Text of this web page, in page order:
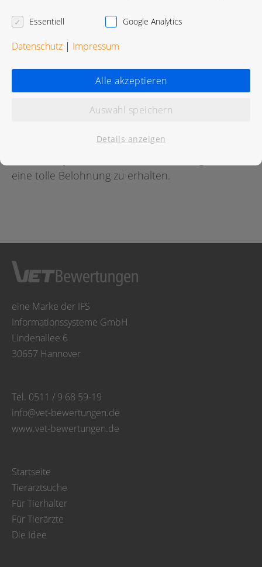
Bewertungen
Für diese Praxis wurde noch keine Bewertung
eine tolle Belohnung zu erhalten.
eine Marke der IFS
Informationssysteme GmbH
Lindenallee 6
30657 Hannover
Tel. 0511 / 9 68 59-19
info@vet-bewertungen.de
www.vet-bewertungen.de
Startseite
Tierarztsuche
Für Tierhalter
Für Tierärzte
Die Idee
Essentiell Google Analytics
Datenschutz | Impressum
Alle akzeptieren
Auswahl speichern
Details anzeigen